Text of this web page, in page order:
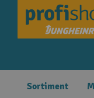
Skip to main
Sortiment